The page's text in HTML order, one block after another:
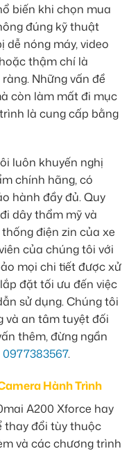
biến khi chọn mua
đúng kỹ thuật
dễ nóng máy, video
thậm chí là
Những vấn đề
còn làm mất đi mục
là cung cấp bằng
luôn khuyến nghị
chính hãng, có
hành đầy đủ. Quy
dây thẩm mỹ và
điện zin của xe
của chúng tôi với
mọi chi tiết được xử
đặt tối ưu đến việc
sử dụng. Chúng tôi
và an tâm tuyệt đối
thêm, đừng ngần
0977383567.
Hành Trình
A200 Xforce hay
thay đổi tùy thuộc
và các chương trình